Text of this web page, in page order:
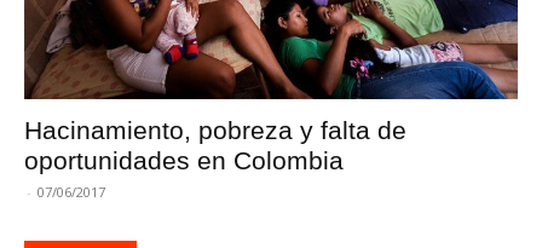
Hacinamiento, pobreza y falta de
oportunidades en Colombia
- 07/06/2017